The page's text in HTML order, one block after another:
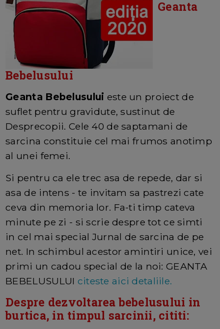
Geanta
Bebelusului
Geanta Bebelusului este un proiect de
suflet pentru gravidute, sustinut de
Desprecopii. Cele 40 de saptamani de
sarcina constituie cel mai frumos anotimp
al unei femei.
Si pentru ca ele trec asa de repede, dar si
asa de intens - te invitam sa pastrezi cate
ceva din memoria lor. Fa-ti timp cateva
minute pe zi - si scrie despre tot ce simti
in cel mai special Jurnal de sarcina de pe
net. In schimbul acestor amintiri unice, vei
primi un cadou special de la noi: GEANTA
BEBELUSULUI citeste aici detaliile.
Despre dezvoltarea bebelusului in
burtica, in timpul sarcinii, cititi: